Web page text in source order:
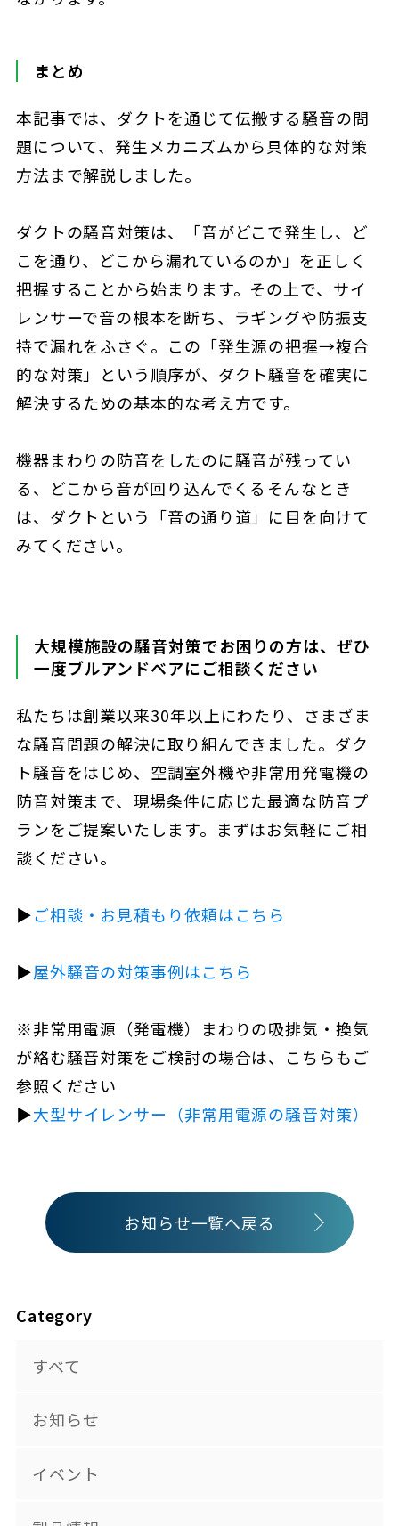
まとめ
本記事では、ダクトを通じて伝搬する騒音の問
題について、発生メカニズムから具体的な対策
方法まで解説しました。
ダクトの騒音対策は、「音がどこで発生し、ど
こを通り、どこから漏れているのか」を正しく
把握することから始まります。その上で、サイ
レンサーで音の根本を断ち、ラギングや防振支
持で漏れをふさぐ。この「発生源の把握→複合
的な対策」という順序が、ダクト騒音を確実に
解決するための基本的な考え方です。
機器まわりの防音をしたのに騒音が残ってい
る、どこから音が回り込んでくる――そんなとき
は、ダクトという「音の通り道」に目を向けて
みてください。
大規模施設の騒音対策でお困りの方は、ぜひ
一度ブルアンドベアにご相談ください
私たちは創業以来30年以上にわたり、さまざま
な騒音問題の解決に取り組んできました。ダク
ト騒音をはじめ、空調室外機や非常用発電機の
防音対策まで、現場条件に応じた最適な防音プ
ランをご提案いたします。まずはお気軽にご相
談ください。
▶︎ご相談・お見積もり依頼はこちら
▶︎屋外騒音の対策事例はこちら
※非常用電源（発電機）まわりの吸排気・換気
が絡む騒音対策をご検討の場合は、こちらもご
参照ください
▶︎大型サイレンサー（非常用電源の騒音対策）
お知らせ一覧へ戻る
Category
すべて
お知らせ
イベント